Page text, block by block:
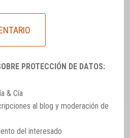
PROTECCIÓN DE DATOS:
& Cía
al blog y moderación de
del interesado